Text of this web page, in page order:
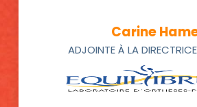
Carine
ADJOINTE À LA